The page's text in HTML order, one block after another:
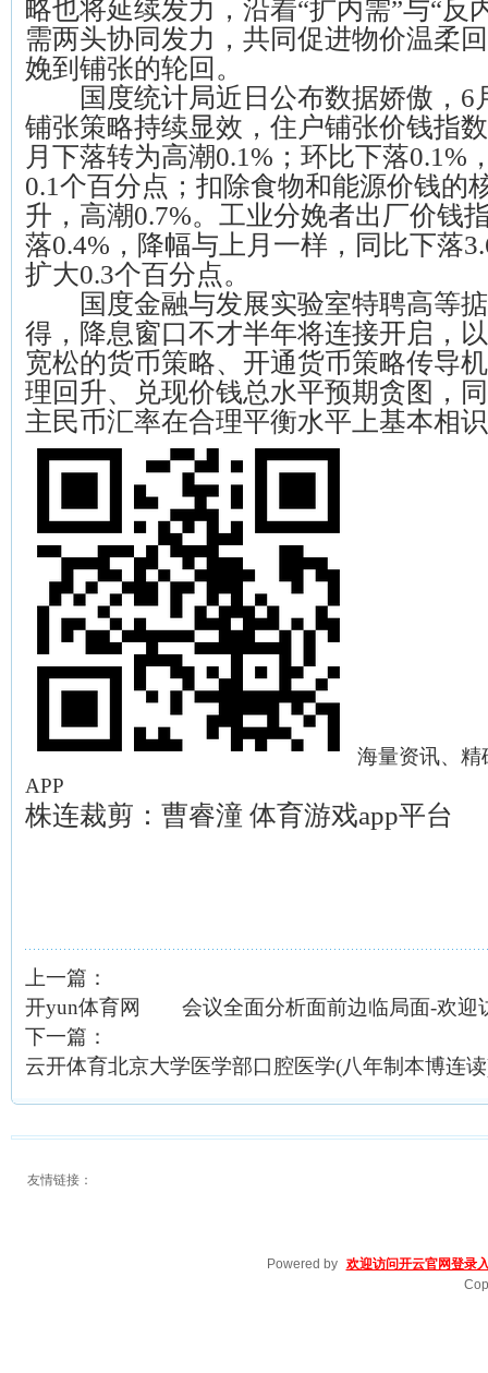
略也将延续发力，沿着“扩内需”与“反
需两头协同发力，共同促进物价温柔
娩到铺张的轮回。
国度统计局近日公布数据娇傲，6
铺张策略持续显效，住户铺张价钱指
月下落转为高潮0.1%；环比下落0.1%
0.1个百分点；扣除食物和能源价钱的
升，高潮0.7%。工业分娩者出厂价钱
落0.4%，降幅与上月一样，同比下落
扩大0.3个百分点。
国度金融与发展实验室特聘高等掂
得，降息窗口不才半年将连接开启，
宽松的货币策略、开通货币策略传导
理回升、兑现价钱总水平预期贪图，
主民币汇率在合理平衡水平上基本相
海量资讯、
APP
株连裁剪：曹睿潼 体育游戏app平台
上一篇：
开yun体育网 会议全面分析面前边临局面-欢迎
下一篇：
云开体育北京大学医学部口腔医学(八年制本博连
友情链接：
Powered by 欢迎访问开云官网登录